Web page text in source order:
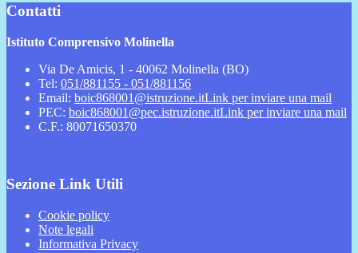
Contatti
Istituto Comprensivo Molinella
Via De Amicis, 1 - 40062 Molinella (BO)
Tel: 051/881155 - 051/881156
Email: boic868001@istruzione.itLink per inviare una mail
PEC: boic868001@pec.istruzione.itLink per inviare una mail
C.F.: 80071650370
Sezione Link Utili
Cookie policy
Note legali
Informativa Privacy